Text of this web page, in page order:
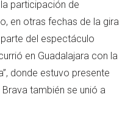
participación de
en otras fechas de la gira
del espectáculo
en Guadalajara con la
donde estuvo presente
Brava también se unió a